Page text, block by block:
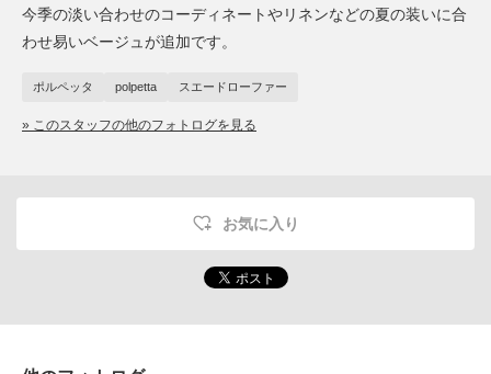
今季の淡い合わせのコーディネートやリネンなどの夏の装いに合
わせ易いベージュが追加です。
ポルペッタ polpetta スエードローファー
» このスタッフの他のフォトログを見る
お気に入り